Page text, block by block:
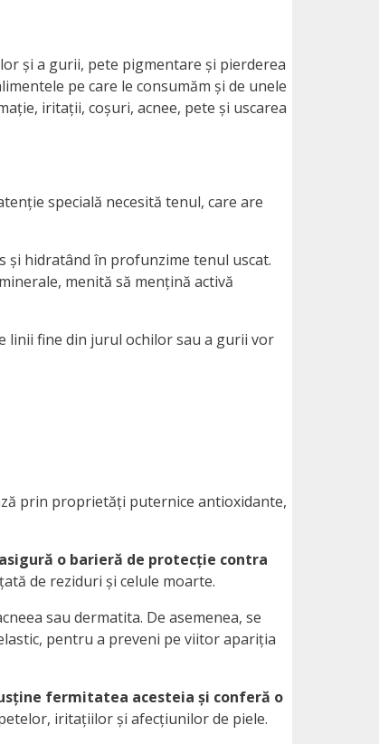
și a gurii, pete pigmentare și pierderea
pe care le consumăm și de unele
iritații, coșuri, acnee, pete și uscarea
specială necesită tenul, care are
și hidratând în profunzime tenul uscat.
menită să mențină activă
linii fine din jurul ochilor sau a gurii vor
prin proprietăți puternice antioxidante,
o barieră de protecție contra
de reziduri și celule moarte.
sau dermatita. De asemenea, se
pentru a preveni pe viitor apariția
fermitatea acesteia și conferă o
iritațiilor și afecțiunilor de piele.